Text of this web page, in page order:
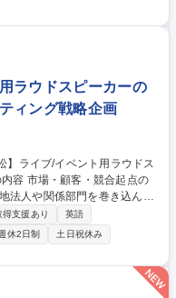
策の立案実行 ■Webサイト、
告物等の制作／運用 ■遠鉄電
体の運営管理／販売 ※変更の
ラウドスピーカーの
ィング戦略企画
法人や関係部門を巻き込んで
定する◎海外現地法人、関連
する◎販売状況や施策効果を
立案
得支援あり
英語
休2日制
土日祝休み